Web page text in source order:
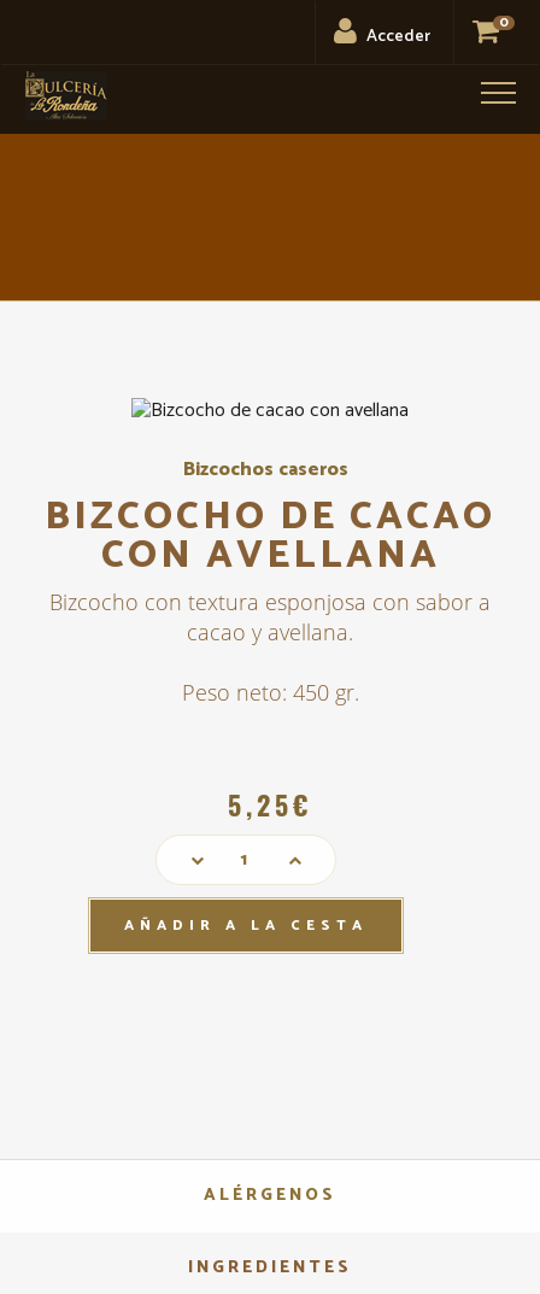
Acceder
0
Menú
Bizcochos caseros
BIZCOCHO DE CACAO
CON AVELLANA
​Bizcocho con textura esponjosa con sabor a
cacao y avellana.
Peso neto: 450 gr.
5,25€
AÑADIR A LA CESTA
ALÉRGENOS
INGREDIENTES